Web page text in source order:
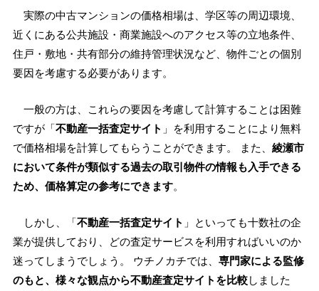
実際の中古マンションの価格相場は、学区等の周辺環境、
近くにある公共施設・商業施設へのアクセス等の立地条件、
住戸・敷地・共有部分の維持管理状況など、物件ごとの個別
要因を考慮する必要があります。
一般の方は、これらの要因を考慮して計算することは困難
ですが「不動産一括査定サイト 」を利用することにより無料
で価格相場を計算してもらうことができます。 また、 綾瀬市
において条件が類似する過去の取引物件の情報も入手できる
ため、価格算定の参考にできます。
しかし、「不動産一括査定サイト 」といっても十数社の企
業が提供しており、どの査定サービスを利用すればいいのか
迷ってしまうでしょう。 ウチノカチでは、 専門家による監修
のもと、様々な観点から不動産査定サイトを比較しました